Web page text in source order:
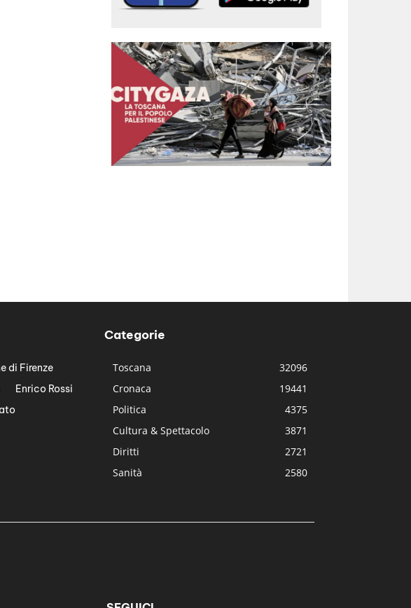
di Firenze
Enrico Rossi
Categorie
Toscana
32096
Cronaca
19441
Politica
4375
Cultura & Spettacolo
3871
Diritti
2721
Sanità
2580